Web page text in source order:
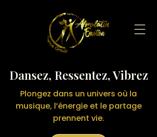
Dansez, Ressentez, Vibrez
Plongez dans un univers où la
musique, l’énergie et le partage
prennent vie.